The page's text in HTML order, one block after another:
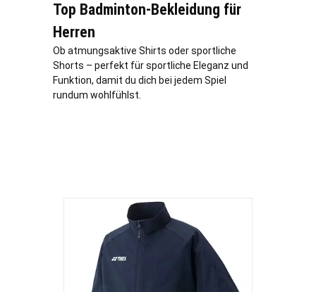
Top Badminton-Bekleidung für
Herren
Ob atmungsaktive Shirts oder sportliche
Shorts – perfekt für sportliche Eleganz und
Funktion, damit du dich bei jedem Spiel
rundum wohlfühlst.